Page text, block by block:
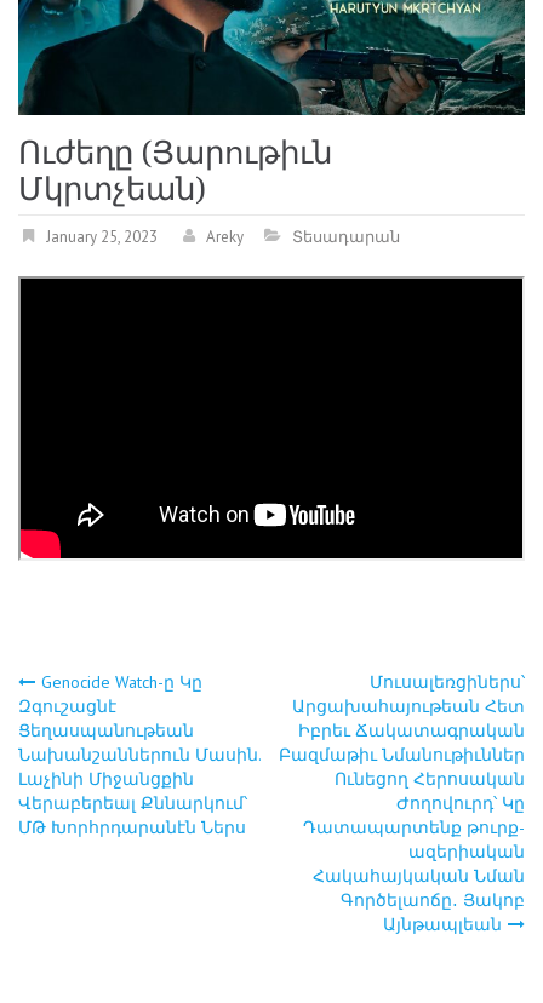
Ուժեղը (Յարութիւն
Մկրտչեան)
January 25, 2023 Areky Տեսադարան
Post
navigation
Genocide Watch-ը Կը
Զգուշացնէ
Ցեղասպանութեան
Նախանշաններուն Մասին.
Լաչինի Միջանցքին
Վերաբերեալ Քննարկում՝
ՄԹ Խորհրդարանէն Ներս
Մուսալեռցիներս՝
Արցախահայութեան Հետ
Իբրեւ Ճակատագրական
Բազմաթիւ Նմանութիւններ
Ունեցող Հերոսական
Ժողովուրդ՝ Կը
Դատապարտենք թուրք-
ազերիական
Հակահայկական Նման
Գործելաոճը․ Յակոբ
Այնթապլեան